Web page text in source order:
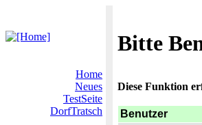
Bitte
Home
Neues
TestSeite
DorfTratsch
Diese Funktion
Benutzer